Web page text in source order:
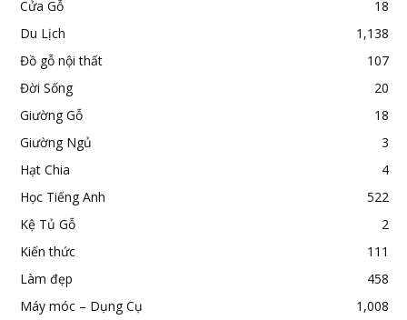
Cửa Gỗ
18
Du Lịch
1,138
Đồ gỗ nội thất
107
Đời Sống
20
Giường Gỗ
18
Giường Ngủ
3
Hạt Chia
4
Học Tiếng Anh
522
Kệ Tủ Gỗ
2
Kiến thức
111
Làm đẹp
458
Máy móc – Dụng Cụ
1,008